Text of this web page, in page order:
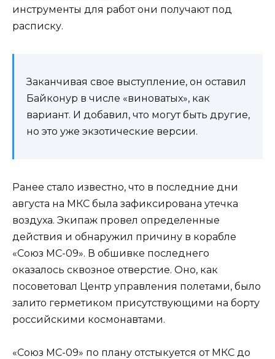
инструменты для работ они получают под
расписку.
Заканчивая свое выступление, он оставил
Байконур в числе «виноватых», как
вариант. И добавил, что могут быть другие,
но это уже экзотические версии.
Ранее стало известно, что в последние дни
августа на МКС была зафиксирована утечка
воздуха. Экипаж провел определенные
действия и обнаружил причину в корабле
«Союз МС-09». В обшивке последнего
оказалось сквозное отверстие. Оно, как
посоветовал Центр управления полетами, было
залито герметиком присутствующими на борту
российскими космонавтами.
«Союз МС-09» по плану отстыкуется от МКС до